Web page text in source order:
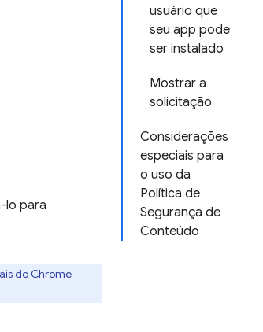
usuário que
seu app pode
ser instalado
Mostrar a
solicitação
Considerações
especiais para
o uso da
Política de
Segurança de
Conteúdo
lo para
do Chrome